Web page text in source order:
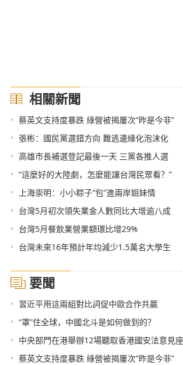
相關新聞
• 蔡英文支持度暴跌 綠營被揭屢次“昨是今非”
• 張彬：國民黨選錯方向 難逃邊緣化泡沫化
• 高雄市長補選登記最後一天 三黨各推人選
• “這麼好的大陸劇，怎麼能讓台灣民眾看？”
• 上海崇明：小小粽子“包”進兩岸姐妹情
• 台灣5月初次領失業金人數同比大增逾八成
• 台灣5月餐飲業營業額環比增29%
• 台灣未來16年預計年均減少1.5萬名大學生
要聞
• 習近平用這兩組對比詞促中歐合作共贏
• “罩”住全球，中國北斗是如何做到的？
• 中央部門在港舉辦12場聽取香港國安法意見
• 蔡英文支持度暴跌 綠營被揭屢次“昨是今非”